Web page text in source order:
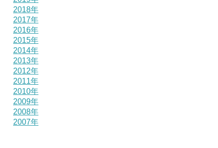
2018年
2017年
2016年
2015年
2014年
2013年
2012年
2011年
2010年
2009年
2008年
2007年